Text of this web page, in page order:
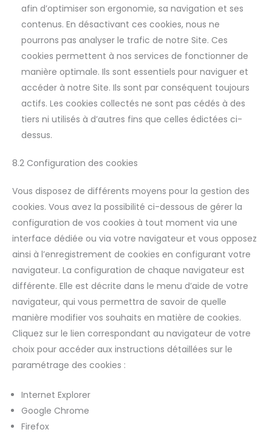
afin d’optimiser son ergonomie, sa navigation et ses
contenus. En désactivant ces cookies, nous ne
pourrons pas analyser le trafic de notre Site. Ces
cookies permettent à nos services de fonctionner de
manière optimale. Ils sont essentiels pour naviguer et
accéder à notre Site. Ils sont par conséquent toujours
actifs. Les cookies collectés ne sont pas cédés à des
tiers ni utilisés à d’autres fins que celles édictées ci-
dessus.
8.2 Configuration des cookies
Vous disposez de différents moyens pour la gestion des
cookies. Vous avez la possibilité ci-dessous de gérer la
configuration de vos cookies à tout moment via une
interface dédiée ou via votre navigateur et vous opposez
ainsi à l’enregistrement de cookies en configurant votre
navigateur. La configuration de chaque navigateur est
différente. Elle est décrite dans le menu d’aide de votre
navigateur, qui vous permettra de savoir de quelle
manière modifier vos souhaits en matière de cookies.
Cliquez sur le lien correspondant au navigateur de votre
choix pour accéder aux instructions détaillées sur le
paramétrage des cookies :
Internet Explorer
Google Chrome
Firefox